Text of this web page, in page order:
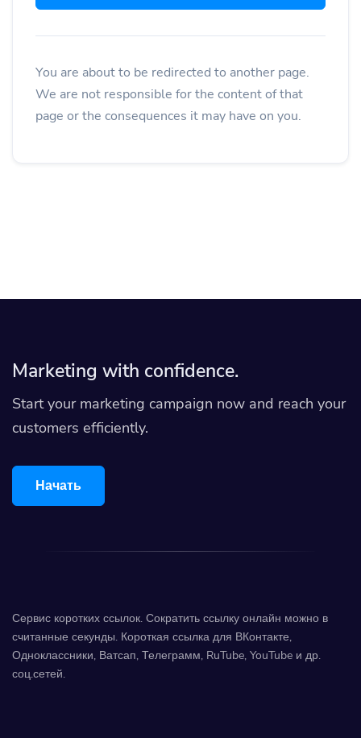
You are about to be redirected to another page.
We are not responsible for the content of that
page or the consequences it may have on you.
Marketing with confidence.
Start your marketing campaign now and reach your
customers efficiently.
Начать
Сервис коротких ссылок. Сократить ссылку онлайн можно в
считанные секунды. Короткая ссылка для ВКонтакте,
Одноклассники, Ватсап, Телеграмм, RuTube, YouTube и др.
соц.сетей.